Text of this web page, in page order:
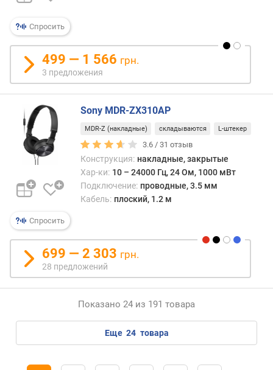
а
е
т
р
д
и
н
а
м
и
к
м
м
л
-
в
ч
Спросить
499 — 1 566 грн.
3 предложения
Спросить
Sony MDR-ZX310AP
MDR-Z (накладные) складываются L-штекер
3.6 /31 отзыв
Конструкция: накладные, закрытые
Хар-ки: 10 – 24000 Гц, 24 Ом, 1000 мВт
Подключение: проводные, 3.5 мм
Кабель: плоский, 1.2 м
699 — 2 303 грн.
28 предложений
Показано 24 из 191 товара
еще 24 товара